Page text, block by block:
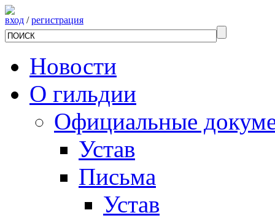
вход /регистрация
Новости
О гильдии
Официальные
Устав
Письма
Устав